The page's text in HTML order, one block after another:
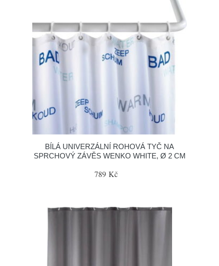
BÍLÁ UNIVERZÁLNÍ ROHOVÁ TYČ NA
SPRCHOVÝ ZÁVĚS WENKO WHITE, Ø 2 CM
789 Kč